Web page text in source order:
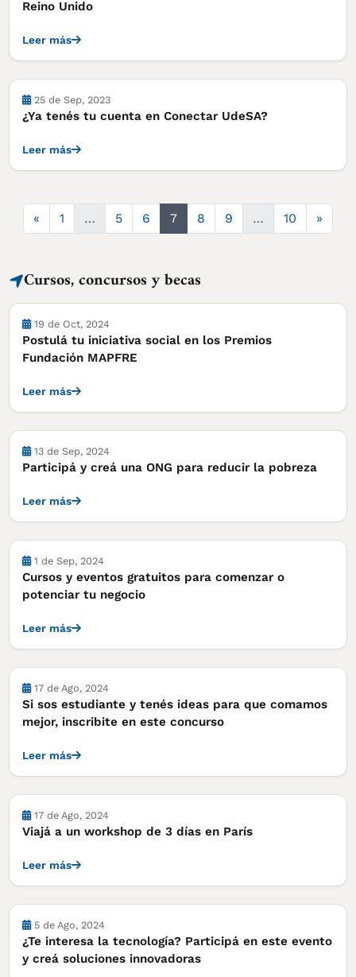
Reino Unido
Leer más
Actividades
25 de Sep, 2023
¿Ya tenés tu cuenta en Conectar UdeSA?
Leer más
« Anterior
1 … 5 6 7 8 9 … 10 »
Cursos, concursos y becas
Cursos, concursos y becas
19 de Oct, 2024
Postulá tu iniciativa social en los Premios
Fundación MAPFRE
Leer más
Cursos, concursos y becas
13 de Sep, 2024
Participá y creá una ONG para reducir la pobreza
Leer más
Cursos, concursos y becas
1 de Sep, 2024
Cursos y eventos gratuitos para comenzar o
potenciar tu negocio
Leer más
Cursos, concursos y becas
17 de Ago, 2024
Si sos estudiante y tenés ideas para que comamos
mejor, inscribite en este concurso
Leer más
Cursos, concursos y becas
17 de Ago, 2024
Viajá a un workshop de 3 días en París
Leer más
Cursos, concursos y becas
5 de Ago, 2024
¿Te interesa la tecnología? Participá en este evento
y creá soluciones innovadoras